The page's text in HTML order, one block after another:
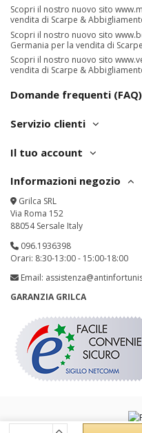
Scopri il nostro nuovo sito
vendita di Scarpe &
Scopri il nostro nuovo sito
Germania per la vendita di
Scopri il nostro nuovo sito
vendita di Scarpe &
Domande frequenti (FAQ)
Servizio clienti
Il tuo account
Informazioni negozio
Grilca SRL
Via Roma 152
88054 Sersale Italy
096.1936398
Orari: 8:30-13:00 - 15:00-18:00
Email:
GARANZIA GRILCA